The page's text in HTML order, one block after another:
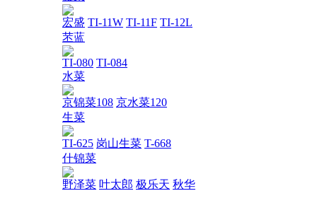
宏盛 TI-11W TI-11F TI-12L
苤蓝
TI-080 TI-084
水菜
京锦菜108 京水菜120
生菜
TI-625 岗山生菜 T-668
什锦菜
野泽菜 叶太郎 极乐天 秋华